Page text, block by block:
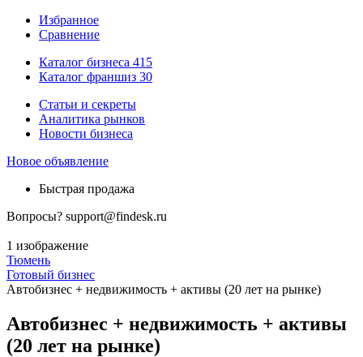
Избранное
Сравнение
Каталог бизнеса 415
Каталог франшиз 30
Статьи и секреты
Аналитика рынков
Новости бизнеса
Новое объявление
Быстрая продажа
Вопросы? support@findesk.ru
1 изображение
Тюмень
Готовый бизнес
Автобизнес + недвижимость + активы (20 лет на рынке)
Автобизнес + недвижимость + активы
(20 лет на рынке)